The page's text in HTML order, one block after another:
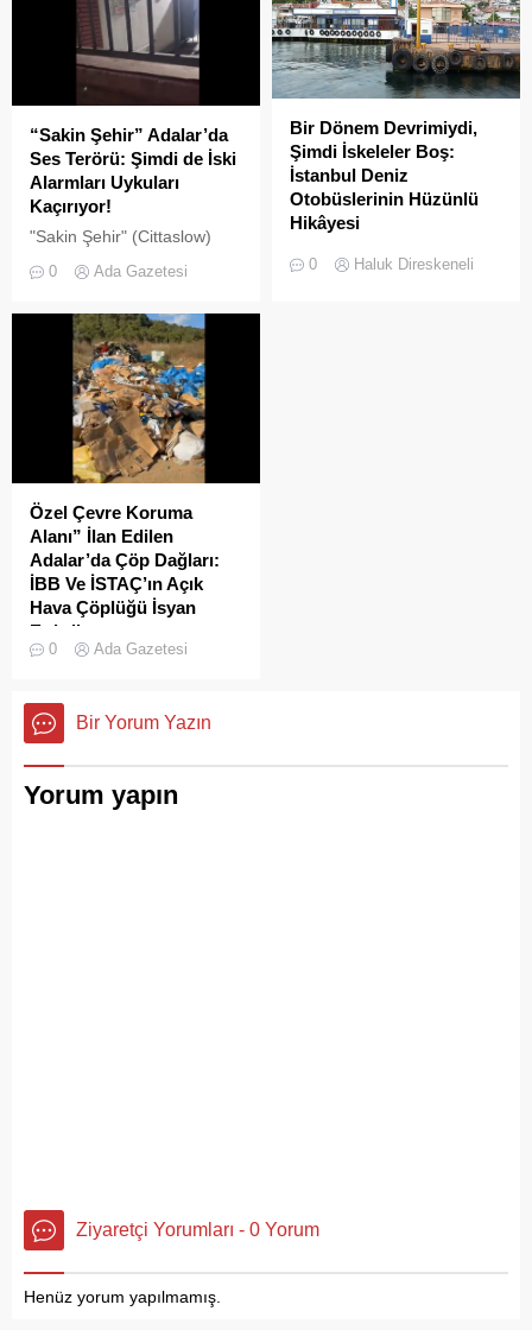
“Sakin Şehir” Adalar’da
Ses Terörü: Şimdi de İski
Alarmları Uykuları
Kaçırıyor!
"Sakin Şehir" (Cittaslow)
adayı olan İstanbul’un incisi
Adalar'da gürültü kirliliği
0 Ada Gazetesi
Bir Dönem Devrimiydi,
Şimdi İskeleler Boş:
İstanbul Deniz
Otobüslerinin Hüzünlü
Hikâyesi
İstanbul’da deniz ulaşımı,
0 Haluk Direskeneli
Özel Çevre Koruma
Alanı” İlan Edilen
Adalar’da Çöp Dağları:
İBB Ve İSTAÇ’ın Açık
Hava Çöplüğü İsyan
Ettirdi
Adalar'da çekilen çöp
Sanılanın aksine bu çöpler
duyarsız vatandaşlar
doğanın ortasına dökülüyor
0 Ada Gazetesi
Bir Yorum Yazın
Yorum yapın
Ziyaretçi Yorumları - 0 Yorum
Henüz yorum yapılmamış.